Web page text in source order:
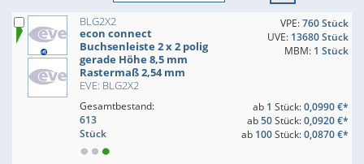
BLG2X2
econ connect
Buchsenleiste 2 x 2 polig
gerade Höhe 8,5 mm
Rastermaß 2,54 mm
EVE: BLG2X2
VPE:760 Stück
UVE: 13680 Stück
MBM: 1 Stück
Gesamtbestand:
613
Stück
ab 1 Stück:0,0990 €*
ab50Stück:0,0920 €*
ab 100Stück:0,0870 €*